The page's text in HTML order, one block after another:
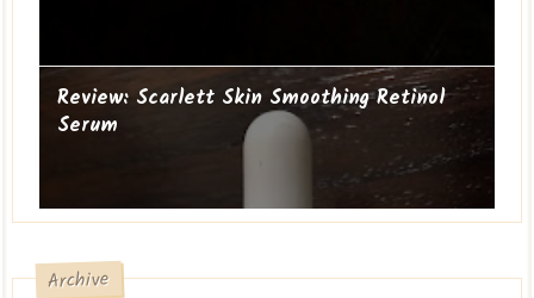
Review: Scarlett Skin Smoothing Retinol
Serum
Archive